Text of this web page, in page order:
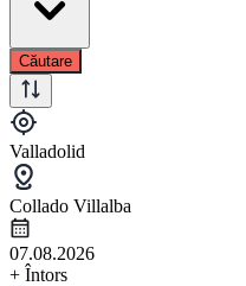
Căutare
Valladolid
Collado Villalba
07.08.2026
+ Întors